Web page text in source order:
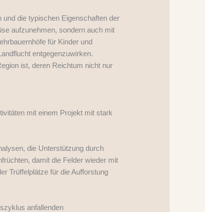
die typischen Eigenschaften der
aufzunehmen, sondern auch mit
für Kinder und
entgegenzuwirken.
ist, deren Reichtum nicht nur
mit einem Projekt mit stark
die Unterstützung durch
damit die Felder wieder mit
Trüffelplätze für die Aufforstung
anfallenden